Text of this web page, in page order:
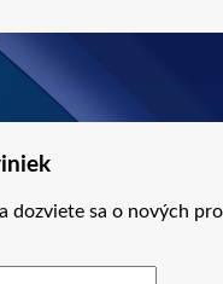
dozviete sa o nových